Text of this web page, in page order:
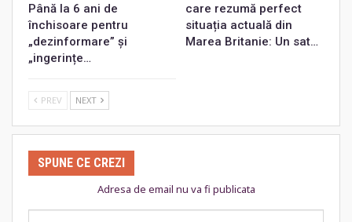
Până la 6 ani de
închisoare pentru
„dezinformare” și
„ingerințe…
care rezumă perfect
situația actuală din
Marea Britanie: Un sat…
PREV NEXT
SPUNE CE CREZI
Adresa de email nu va fi publicata